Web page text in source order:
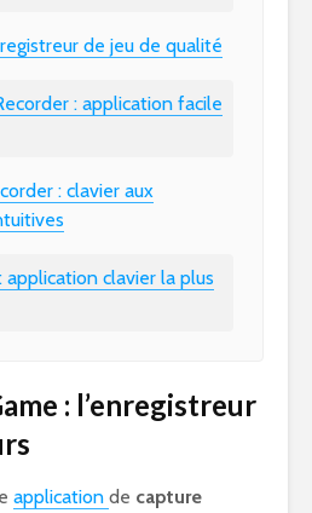
de jeu de qualité
: application facile
: clavier aux
application clavier la plus
: l’enregistreur
application de capture